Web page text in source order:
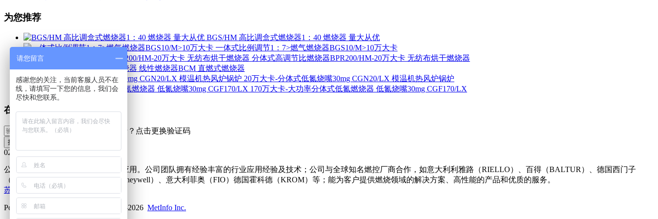
为您推荐
BGS/HM 高比调盒式燃烧器1：40 燃烧器 量大从优
一体式比例调节1：7>燃气燃烧器BGS10/M>10万大卡
分体式高调节比燃烧器BPR200/HM-20万大卡 无纺布烘干燃烧器
线性燃烧器BCM 直燃式燃烧器
20万大卡-分体式低氮烧嘴30mg CGN20/LX 模温机热风炉锅炉
170万大卡-大功率分体式低氮燃烧器 低氮烧嘴30mg CGF170/LX
在线预定
提交信息
025-83704820/83705420
公司专业致力于燃烧系统的设计及应用。公司团队拥有经验丰富的行业应用经验及技术；公司与全球知名燃控厂商合作，如意大利利雅路（RIELLO）、百得（BALTUR）、德国西门子
（SIEMENS），美国霍尼韦尔（Honeywell）、意大利菲奥（FIO）德国霍科德（KROM）等；能为客户提供燃烧领域的解决方案、高性能的产品和优质的服务。
苏ICP备16033135号-1
Powered byMetInfo 7.0.0beta ©2008-2026 MetInfo Inc.
请您留言
感谢您的关注，当前客服人员不在
线，请填写一下您的信息，我们会
尽快和您联系。